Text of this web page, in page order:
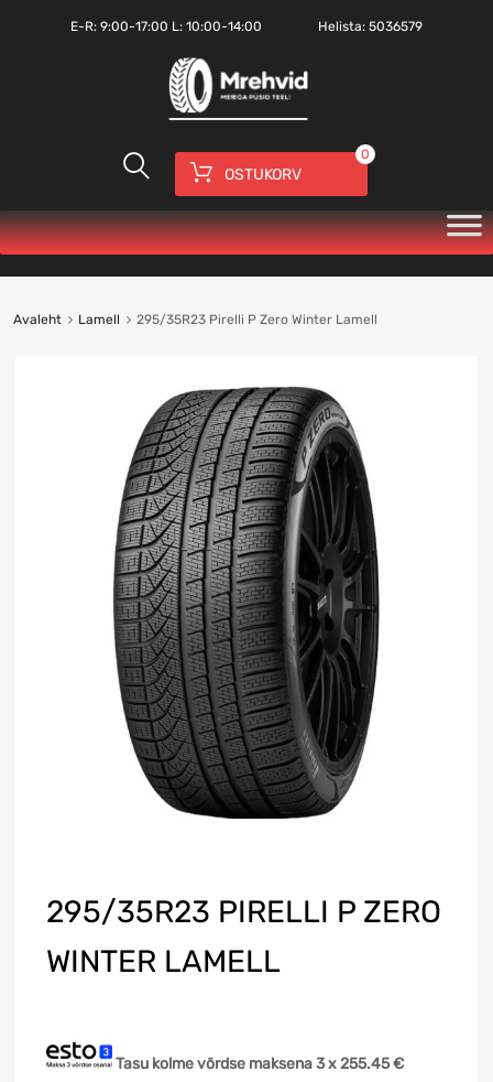
E-R: 9:00-17:00 L: 10:00-14:00 Helista:5036579
OSTUKORV
0
Avaleht Lamell 295/35R23 Pirelli P Zero Winter Lamell
295/35R23 PIRELLI P ZERO
WINTER LAMELL
Tasu kolme võrdse maksena 3 x255.45€